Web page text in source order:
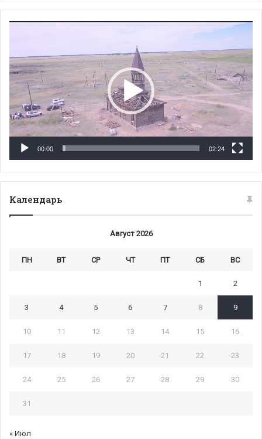
00:00 02:24
Календарь
Август 2026
ПН ВТ СР ЧТ ПТ СБ ВС
1 2
3 4 5 6 7 8 9
10 11 12 13 14 15 16
17 18 19 20 21 22 23
24 25 26 27 28 29 30
31
« Июл